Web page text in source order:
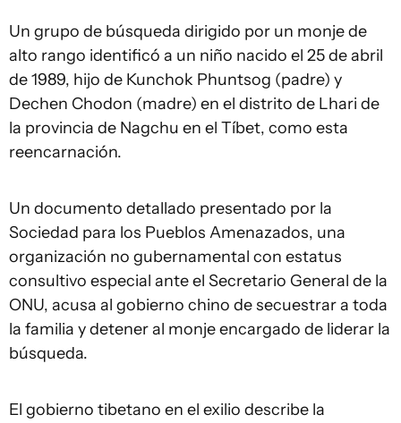
Un grupo de búsqueda dirigido por un monje de
alto rango identificó a un niño nacido el 25 de abril
de 1989, hijo de Kunchok Phuntsog (padre) y
Dechen Chodon (madre) en el distrito de Lhari de
la provincia de Nagchu en el Tíbet, como esta
reencarnación.
Un documento detallado presentado por la
Sociedad para los Pueblos Amenazados, una
organización no gubernamental con estatus
consultivo especial ante el Secretario General de la
ONU, acusa al gobierno chino de secuestrar a toda
la familia y detener al monje encargado de liderar la
búsqueda.
El gobierno tibetano en el exilio describe la